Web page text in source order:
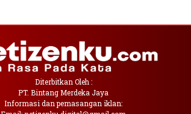
Diterbitkan Oleh :
PT. Bintang Merdeka Jaya
Informasi dan pemasangan iklan: